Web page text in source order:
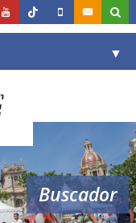
▼
▼
▼
Buscador